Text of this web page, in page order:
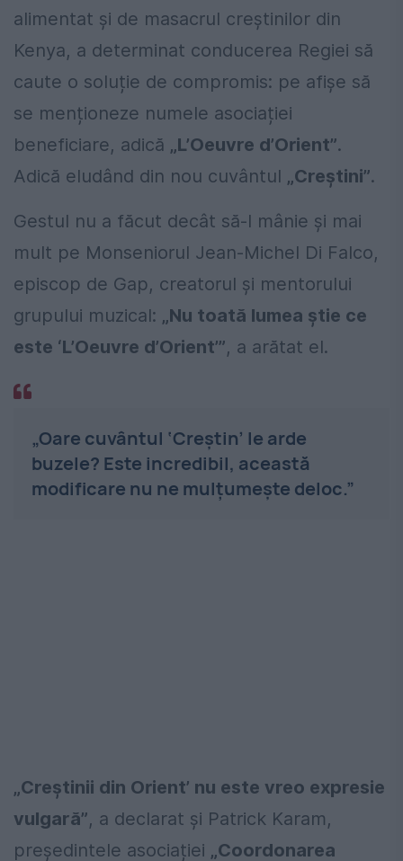
alimentat și de masacrul creștinilor din
Kenya, a determinat conducerea Regiei să
caute o soluție de compromis: pe afișe să
se menționeze numele asociației
beneficiare, adică „L’Oeuvre d’Orient”.
Adică eludând din nou cuvântul „Creștini”.
Gestul nu a făcut decât să-l mânie și mai
mult pe Monseniorul Jean-Michel Di Falco,
episcop de Gap, creatorul și mentorului
grupului muzical: „Nu toată lumea știe ce
este ‘L’Oeuvre d’Orient’”, a arătat el.
„Oare cuvântul ‘Creștin’ le arde
buzele? Este incredibil, această
modificare nu ne mulțumește deloc.”
„Creștinii din Orient’ nu este vreo expresie
vulgară”, a declarat și Patrick Karam,
președintele asociației „Coordonarea